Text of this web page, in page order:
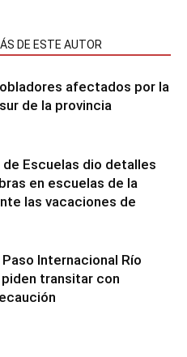
DE ESTE AUTOR
afectados por la
de la provincia
de Escuelas dio detalles
en escuelas de la
las vacaciones de
Internacional Río
transitar con